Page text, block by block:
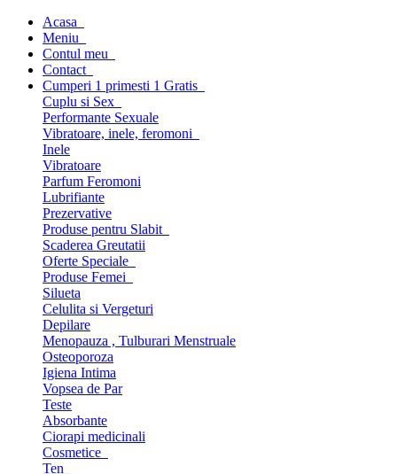
Acasa
Meniu
Contul meu
Contact
Cumperi 1 primesti 1 Gratis
Cuplu si Sex
Performante Sexuale
Vibratoare, inele, feromoni
Inele
Vibratoare
Parfum Feromoni
Lubrifiante
Prezervative
Produse pentru Slabit
Scaderea Greutatii
Oferte Speciale
Produse Femei
Silueta
Celulita si Vergeturi
Depilare
Menopauza , Tulburari Menstruale
Osteoporoza
Igiena Intima
Vopsea de Par
Teste
Absorbante
Ciorapi medicinali
Cosmetice
Ten